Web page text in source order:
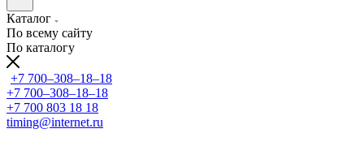
Каталог
По всему сайту
По каталогу
+7 700‒308‒18‒18
+7 700‒308‒18‒18
+7 700 803 18 18
timing@internet.ru